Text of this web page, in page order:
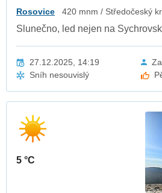
Rosovice 420 mnm / Středočeský
Slunečno, led nejen na
27.12.2025, 14:19
Sníh nesouvislý
5 °C